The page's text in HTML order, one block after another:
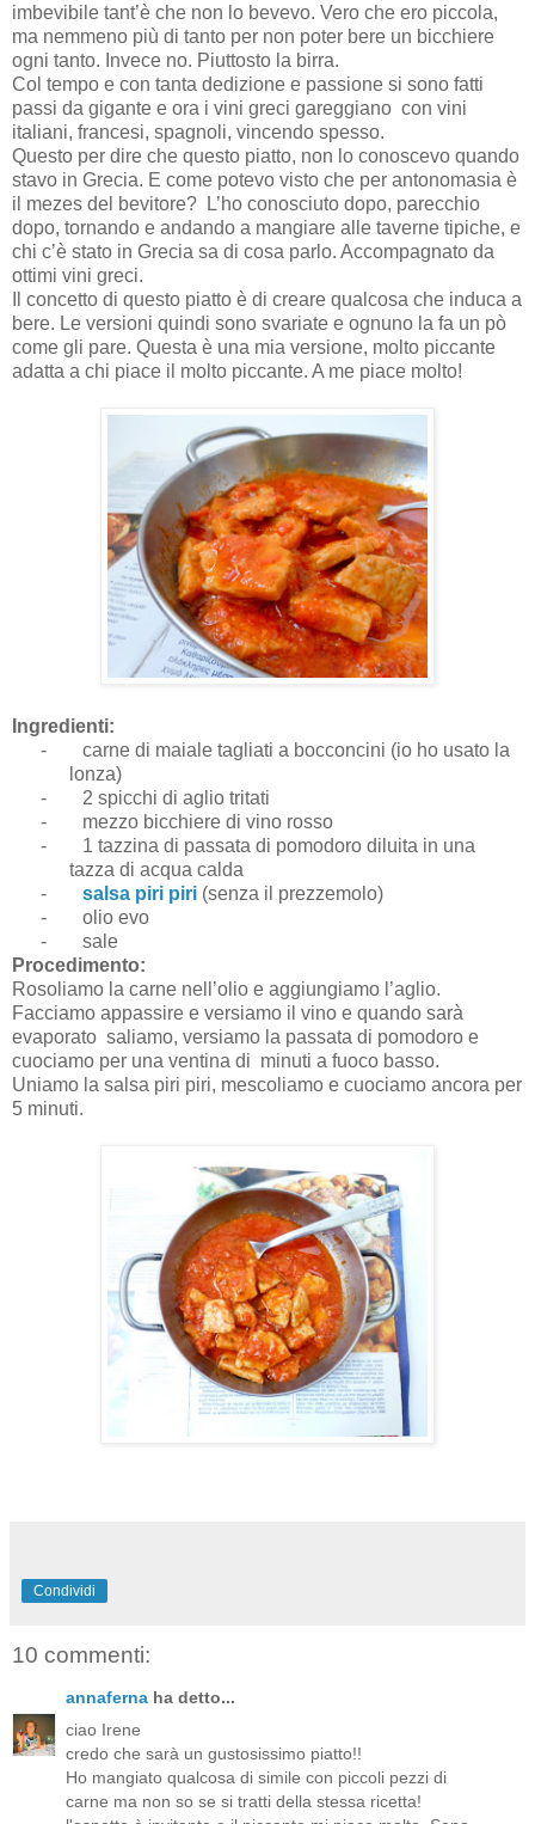
imbevibile tant’è che non lo bevevo. Vero che ero piccola,
ma nemmeno più di tanto per non poter bere un bicchiere
ogni tanto. Invece no. Piuttosto la birra.
Col tempo e con tanta dedizione e passione si sono fatti
passi da gigante e ora i vini greci gareggiano con vini
italiani, francesi, spagnoli, vincendo spesso.
Questo per dire che questo piatto, non lo conoscevo quando
stavo in Grecia. E come potevo visto che per antonomasia è
il mezes del bevitore?
L’ho conosciuto dopo, parecchio
dopo, tornando e andando a mangiare alle taverne tipiche, e
chi c’è stato in Grecia sa di cosa parlo. Accompagnato da
ottimi vini greci.
Ιl concetto di questo piatto è di creare qualcosa che induca a
bere. Le versioni quindi sono svariate e ognuno la fa un pò
come gli pare. Questa è una mia versione, molto piccante
adatta a chi piace il molto piccante. A me piace molto!
Ingredienti:
-
carne di maiale tagliati a bocconcini (io ho usato la
lonza)
-
2 spicchi di aglio tritati
-
mezzo bicchiere di vino rosso
-
1 tazzina di passata di pomodoro diluita in una
tazza di acqua calda
-
salsa piri piri (senza il prezzemolo)
-
olio evo
-
sale
Procedimento:
Rosoliamo la carne nell’olio e aggiungiamo l’aglio.
Facciamo appassire e versiamo il vino e quando sarà
evaporato saliamo, versiamo la passata di pomodoro e
cuociamo per una ventina di minuti a fuoco basso.
Uniamo la salsa piri piri, mescoliamo e cuociamo ancora per
5 minuti.
Condividi
10 commenti:
annaferna ha detto...
ciao Irene
credo che sarà un gustosissimo piatto!!
Ho mangiato qualcosa di simile con piccoli pezzi di
carne ma non so se si tratti della stessa ricetta!